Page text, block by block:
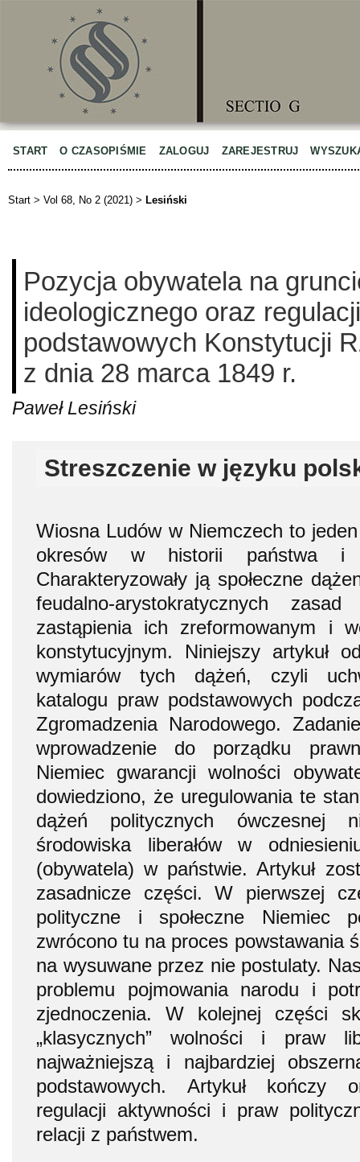
START O CZASOPIŚMIE ZALOGUJ ZAREJESTRUJ
Start > Vol 68, No 2 (2021) > Lesiński
Pozycja obywatela na
ideologicznego oraz
podstawowych Konstytucji
z dnia 28 marca 1849 r.
Paweł Lesiński
Streszczenie w języku
Wiosna Ludów w Niemczech to
okresów w historii państwa i
Charakteryzowały ją społeczne
feudalno-arystokratycznych
zastąpienia ich zreformowanym i
konstytucyjnym. Niniejszy artykuł
wymiarów tych dążeń, czyli
katalogu praw podstawowych
Zgromadzenia Narodowego.
wprowadzenie do porządku
Niemiec gwarancji wolności
dowiedziono, że uregulowania te
dążeń politycznych ówczesnej
środowiska liberałów w
(obywatela) w państwie. Artykuł
zasadnicze części. W pierwszej
polityczne i społeczne Niemiec
zwrócono tu na proces powstawania
na wysuwane przez nie postulaty.
problemu pojmowania narodu i
zjednoczenia. W kolejnej części
„klasycznych” wolności i praw
najważniejszą i najbardziej
podstawowych. Artykuł kończy
regulacji aktywności i praw
relacji z państwem.